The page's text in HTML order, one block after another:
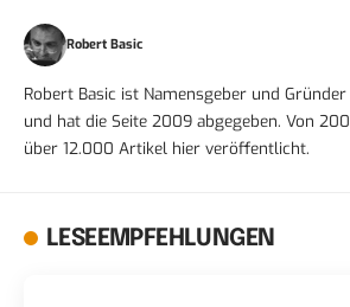
Robert Basic
Robert Basic ist Namensgeber und
und hat die Seite 2009 abgegeben. Von
über 12.000 Artikel hier veröffentlicht.
LESEEMPFEHLUNGEN